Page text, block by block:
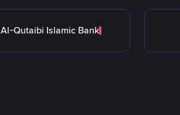
Al-Qutaibi Islamic Bank